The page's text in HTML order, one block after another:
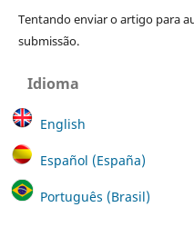
Tentando enviar o artigo para
submissão.
Idioma
English
Español (España)
Português (Brasil)